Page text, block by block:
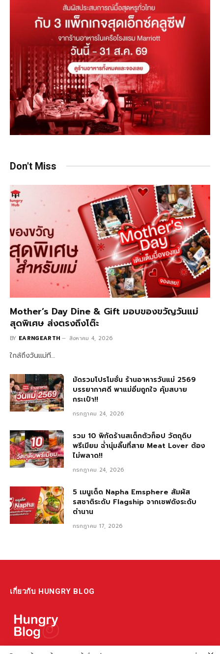
Don't Miss
Mother’s Day Dine & Gift มอบของขวัญวันแม่
สุดพิเศษ ส่งตรงถึงโต๊ะ
BY EARNGEARTH สิงหาคม 4, 2026
ใกล้ถึงวันแม่ที…
มัดรวมโปรโมชั่น ร้านอาหารวันแม่ 2569
บรรยากาศดี พาแม่อิ่มถูกใจ คุ้มสบาย
กระเป๋า!!
กรกฎาคม 24, 2026
รวม 10 พิกัดร้านสเต็กตัวท็อป วัตถุดิบ
พรีเมียม ฉ่ำนุ่มลิ้นที่สาย Meat Lover ต้อง
ไม่พลาด!!
กรกฎาคม 24, 2026
5 เมนูเด็ด Napha Emsphere สัมผัส
รสชาติระดับ Flagship จากเชฟดังระดับ
ตำนาน
กรกฎาคม 17, 2026
เกี่ยวกับ HUNGRY BLOG